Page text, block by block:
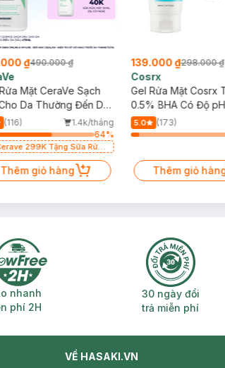
₫490.000 ₫
Mặt CeraVe Sạch
Da Thường Đến Da
(116)
1.4k/tháng
64%
299K Tặng Sữa Rửa
Thêm giỏ hàng
139.000 ₫298.000 ₫
Cosrx
Gel Rửa Mặt Cosrx
0.5% BHA Có Độ
150ml
5.0
(173)
Thêm giỏ
Giao nhanh miễn phí 2H
nhanh
phí 2H
30 ngày
30 ngày đổi
trả miễn phí
VỀ HASAKI.VN